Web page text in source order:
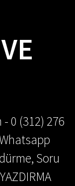
0 (312) 276
Soru